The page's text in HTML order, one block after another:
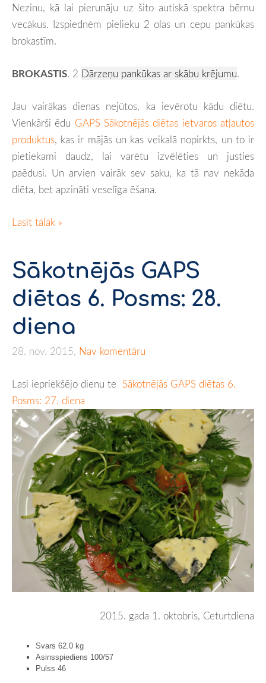
Nezinu, kā lai pierunāju uz šito autiskā spektra bērnu
vecākus. Izspiednēm pielieku 2 olas un cepu pankūkas
brokastīm.
BROKASTIS. 2 Dārzeņu pankūkas ar skābu krējumu.
Jau vairākas dienas nejūtos, ka ievērotu kādu diētu.
Vienkārši ēdu GAPS Sākotnējās diētas ietvaros atļautos
produktus, kas ir mājās un kas veikalā nopirkts, un to ir
pietiekami daudz, lai varētu izvēlēties un justies
paēdusi. Un arvien vairāk sev saku, ka tā nav nekāda
diēta, bet apzināti veselīga ēšana.
Lasīt tālāk »
Sākotnējās GAPS
diētas 6. Posms: 28.
diena
28. nov. 2015, Nav komentāru
Lasi iepriekšējo dienu te Sākotnējās GAPS diētas 6.
Posms: 27. diena
2015. gada 1. oktobris, Ceturtdiena
Svars 62.0 kg
Asinsspiediens 100/57
Pulss 46